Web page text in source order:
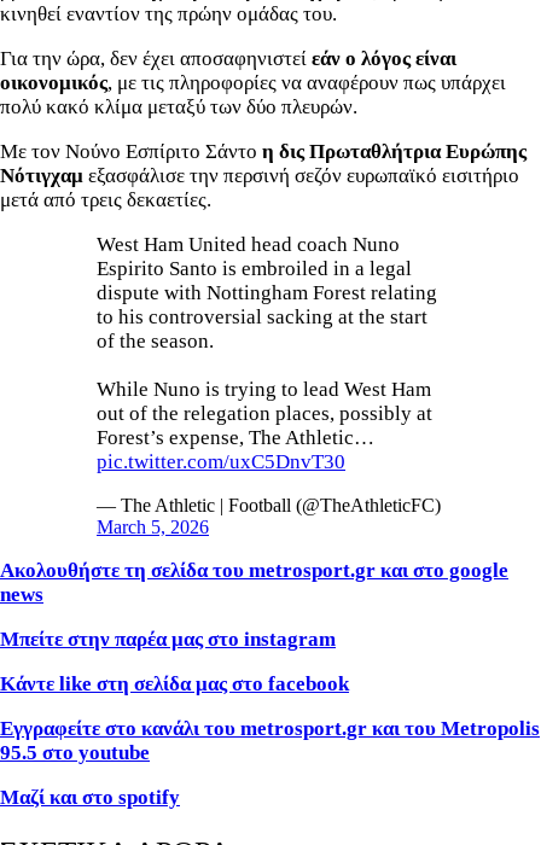
κινηθεί εναντίον της πρώην ομάδας του.
Για την ώρα, δεν έχει αποσαφηνιστεί εάν ο λόγος είναι
οικονομικός, με τις πληροφορίες να αναφέρουν πως υπάρχει
πολύ κακό κλίμα μεταξύ των δύο πλευρών.
Με τον Νούνο Εσπίριτο Σάντο η δις Πρωταθλήτρια Ευρώπης
Νότιγχαμ εξασφάλισε την περσινή σεζόν ευρωπαϊκό εισιτήριο
μετά από τρεις δεκαετίες.
West Ham United head coach Nuno
Espirito Santo is embroiled in a legal
dispute with Nottingham Forest relating
to his controversial sacking at the start
of the season.
While Nuno is trying to lead West Ham
out of the relegation places, possibly at
Forest’s expense, The Athletic…
pic.twitter.com/uxC5DnvT30
— The Athletic | Football (@TheAthleticFC)
March 5, 2026
Ακολουθήστε τη σελίδα του metrosport.gr και στο google
news
Μπείτε στην παρέα μας στο instagram
Κάντε like στη σελίδα μας στο facebook
Εγγραφείτε στο κανάλι του metrosport.gr και του Metropolis
95.5 στο youtube
Μαζί και στο spotify